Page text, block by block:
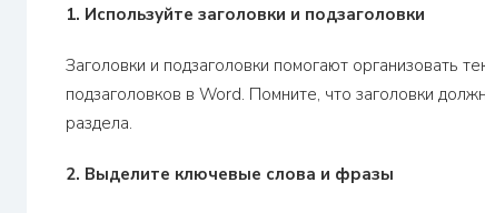
1. Используйте заголовки и подзаголовки
Заголовки и подзаголовки помогают организовать
подзаголовков в Word. Помните, что заголовки
раздела.
2. Выделите ключевые слова и фразы